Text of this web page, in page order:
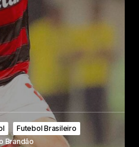
Futebol Brasileiro
Brandão